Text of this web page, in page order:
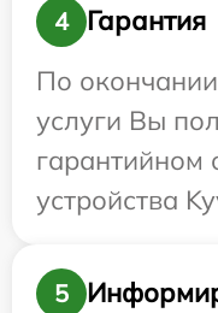
4
Гарантия
По
услуги Вы
гарантийном
устройства
5